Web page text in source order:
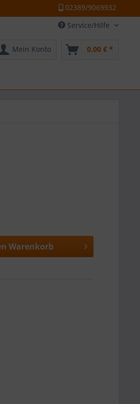
02389/9069932
Service/Hilfe
Mein Konto 0,00 € *
Warenkorb